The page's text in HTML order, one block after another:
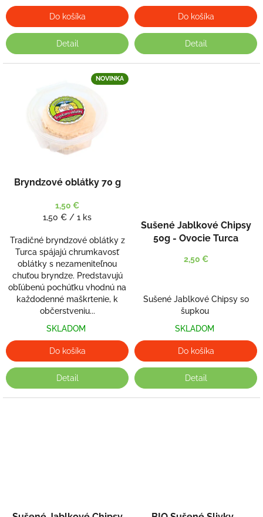
Do košíka
Detail
Do košíka
Detail
NOVINKA
Bryndzové oblátky 70 g
1,50 €
Jednotková
1,50 € / 1 ks
Tradičné bryndzové oblátky z
Turca spájajú chrumkavosť
oblátky s nezameniteľnou
chuťou bryndze. Predstavujú
obľúbenú pochúťku vhodnú na
každodenné maškrtenie, k
občerstveniu...
SKLADOM
Do košíka
Detail
Sušené Jablkové Chipsy
50g - Ovocie Turca
2,50 €
Sušené Jablkové Chipsy so
šupkou
SKLADOM
Do košíka
Detail